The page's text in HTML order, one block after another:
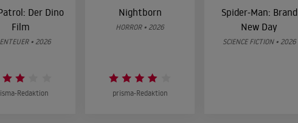
Der Dino
Film
• 2026
Redaktion
Nightborn
HORROR • 2026
prisma-Redaktion
Spider-Man: Brand
New Day
SCIENCE FICTION • 2026